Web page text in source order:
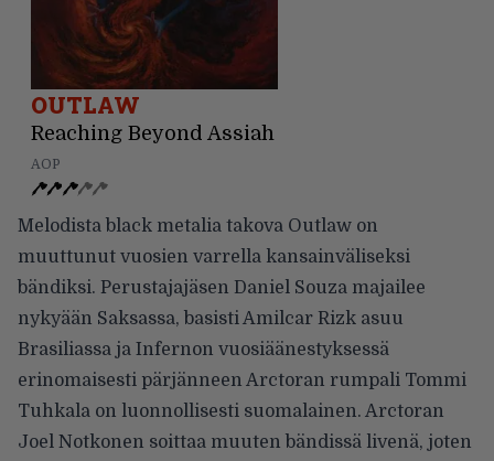
OUTLAW
Reaching Beyond Assiah
AOP
Melodista black metalia takova Outlaw on
muuttunut vuosien varrella kansainväliseksi
bändiksi. Perustajajäsen Daniel Souza majailee
nykyään Saksassa, basisti Amilcar Rizk asuu
Brasiliassa ja Infernon vuosiäänestyksessä
erinomaisesti pärjänneen Arctoran rumpali Tommi
Tuhkala on luonnollisesti suomalainen. Arctoran
Joel Notkonen soittaa muuten bändissä livenä, joten